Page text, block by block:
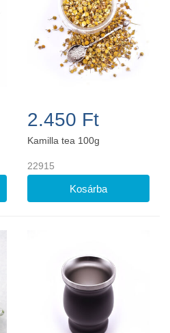
2.450 Ft
Kamilla tea 100g
22915